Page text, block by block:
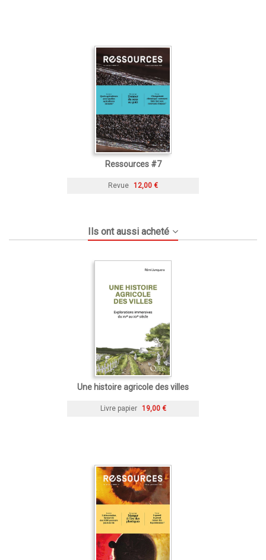
Ressources #7
Revue 12,00 €
Ils ont aussi acheté
Une histoire agricole des villes
Livre papier 19,00 €